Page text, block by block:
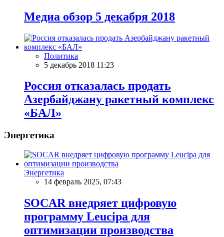
Meдиа обзор 5 декабря 2018
Политика
5 декабрь 2018 11:23
Россия отказалась продать
Азербайджану ракетный комплекс
«БАЛ»
Энергетика
Энергетика
14 февраль 2025, 07:43
SOCAR внедряет цифровую
программу Leucipa для
оптимизации производства